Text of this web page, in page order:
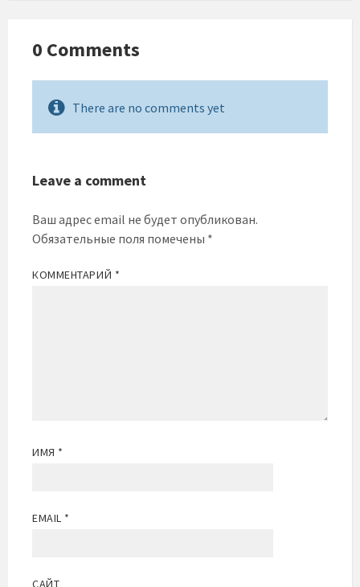
0 Comments
There are no comments yet
Leave a comment
Ваш адрес email не будет опубликован.
Обязательные поля помечены *
КОММЕНТАРИЙ *
ИМЯ *
EMAIL *
САЙТ